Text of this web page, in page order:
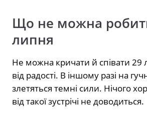
Що не можна
липня
Не можна кричати й співати 29
від радості. В іншому разі на
злетяться темні сили. Нічого
від такої зустрічі не доводиться.